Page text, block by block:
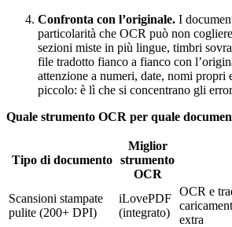
Confronta con l’originale. I
particolarità che OCR può non
sezioni miste in più lingue, timbri
file tradotto fianco a fianco con
attenzione a numeri, date, nomi propri
piccolo: è lì che si concentrano gli
Quale strumento OCR per quale
Tipo di documento
Miglior
strumento
OCR
Scansioni stampate
pulite (200+ DPI)
iLovePDF
(integrato)
OCR e
extra